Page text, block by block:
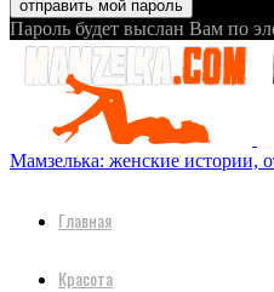
Пароль будет выслан Вам по
Мамзелька: женские истории,
Главная
Красота